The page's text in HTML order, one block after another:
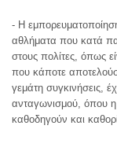
- Η
αθλήματα που κατά
στους πολίτες, όπως
που κάποτε
γεμάτη συγκινήσεις,
ανταγωνισμού, όπου η
καθοδηγούν και